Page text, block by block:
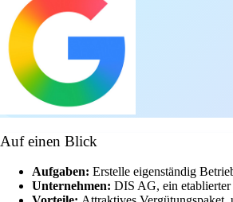
Auf einen Blick
Aufgaben: Erstelle eigenständig
Unternehmen: DIS AG, ein etablierter